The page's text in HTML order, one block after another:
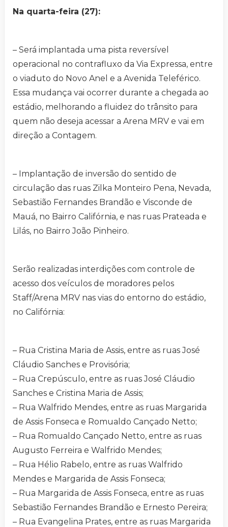
Na quarta-feira (27):
– Será implantada uma pista reversível
operacional no contrafluxo da Via Expressa, entre
o viaduto do Novo Anel e a Avenida Teleférico.
Essa mudança vai ocorrer durante a chegada ao
estádio, melhorando a fluidez do trânsito para
quem não deseja acessar a Arena MRV e vai em
direção a Contagem.
– Implantação de inversão do sentido de
circulação das ruas Zilka Monteiro Pena, Nevada,
Sebastião Fernandes Brandão e Visconde de
Mauá, no Bairro Califórnia, e nas ruas Prateada e
Lilás, no Bairro João Pinheiro.
Serão realizadas interdições com controle de
acesso dos veículos de moradores pelos
Staff/Arena MRV nas vias do entorno do estádio,
no Califórnia:
– Rua Cristina Maria de Assis, entre as ruas José
Cláudio Sanches e Provisória;
– Rua Crepúsculo, entre as ruas José Cláudio
Sanches e Cristina Maria de Assis;
– Rua Walfrido Mendes, entre as ruas Margarida
de Assis Fonseca e Romualdo Cançado Netto;
– Rua Romualdo Cançado Netto, entre as ruas
Augusto Ferreira e Walfrido Mendes;
– Rua Hélio Rabelo, entre as ruas Walfrido
Mendes e Margarida de Assis Fonseca;
– Rua Margarida de Assis Fonseca, entre as ruas
Sebastião Fernandes Brandão e Ernesto Pereira;
– Rua Evangelina Prates, entre as ruas Margarida